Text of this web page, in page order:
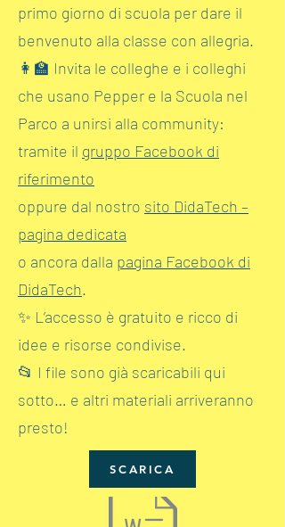
primo giorno di scuola per dare il
benvenuto alla classe con allegria.
👩‍🏫 Invita le colleghe e i colleghi
che usano Pepper e la Scuola nel
Parco a unirsi alla community:
tramite il gruppo Facebook di
riferimento
oppure dal nostro sito DidaTech –
pagina dedicata
o ancora dalla pagina Facebook di
DidaTech.
✨ L’accesso è gratuito e ricco di
idee e risorse condivise.
📂 I file sono già scaricabili qui
sotto… e altri materiali arriveranno
presto!
SCARICA